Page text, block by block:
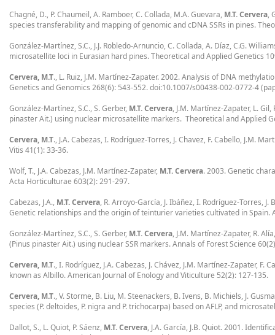
Chagné, D., P. Chaumeil, A. Ramboer, C. Collada, M.A. Guevara, M.T. Cervera,
species transferability and mapping of genomic and cDNA SSRs in pines.
González-Martínez, S.C., J.J. Robledo-Arnuncio, C. Collada, A. Díaz, C.G.
microsatellite loci in Eurasian hard pines. Theoretical and Applied Genetics
Cervera, M.T., L. Ruiz, J.M. Martínez-Zapater. 2002. Analysis of DNA
Genetics and Genomics 268(6): 543-552. doi:10.1007/s00438-002-0772-4
González-Martínez, S.C., S. Gerber, M.T. Cervera, J.M. Martínez-Zapater, L.
pinaster Ait.) using nuclear microsatellite markers. Theoretical and Applied
Cervera, M.T., J.A. Cabezas, I. Rodríguez-Torres, J. Chavez, F. Cabello, J.M.
Vitis 41(1): 33-36.
Wolf, T., J.A. Cabezas, J.M. Martínez-Zapater, M.T. Cervera. 2003. Genetic
Acta Horticulturae 603(2): 291-297.
Cabezas, J.A., M.T. Cervera, R. Arroyo-García, J. Ibáñez, I. Rodríguez-Torres,
Genetic relationships and the origin of teinturier varieties cultivated in Spain.
González-Martínez, S.C., S. Gerber, M.T. Cervera, J.M. Martínez-Zapater, R.
(Pinus pinaster Ait.) using nuclear SSR markers. Annals of Forest Science
Cervera, M.T., I. Rodríguez, J.A. Cabezas, J. Chávez, J.M. Martínez-Zapater,
known as Albillo. American Journal of Enology and Viticulture 52(2): 127-135.
Cervera, M.T., V. Storme, B. Liu, M. Steenackers, B. Ivens, B. Michiels, J.
species (P. deltoides, P. nigra and P. trichocarpa) based on AFLP, and
Dallot, S., L. Quiot, P. Sáenz, M.T. Cervera, J.A. García, J.B. Quiot. 2001.